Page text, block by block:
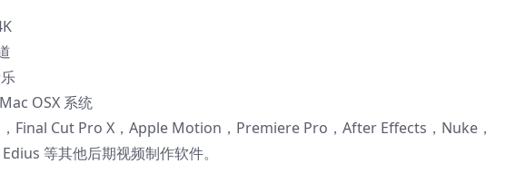
OSX 系统
Final Cut Pro X，Apple Motion，Premiere Pro，After Effects，Nuke，
等其他后期视频制作软件。